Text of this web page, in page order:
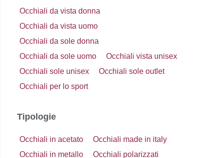
Occhiali da vista donna
Occhiali da vista uomo
Occhiali da sole donna
Occhiali da sole uomo
Occhiali vista unisex
Occhiali sole unisex
Occhiali sole outlet
Occhiali per lo sport
Tipologie
Occhiali in acetato
Occhiali made in italy
Occhiali in metallo
Occhiali polarizzati